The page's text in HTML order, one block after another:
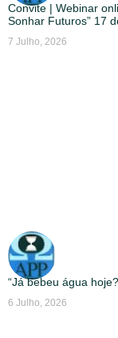
Convite | Webinar
Sonhar Futuros” 17
7 Julho, 2026
“Já bebeu água
6 Julho, 2026